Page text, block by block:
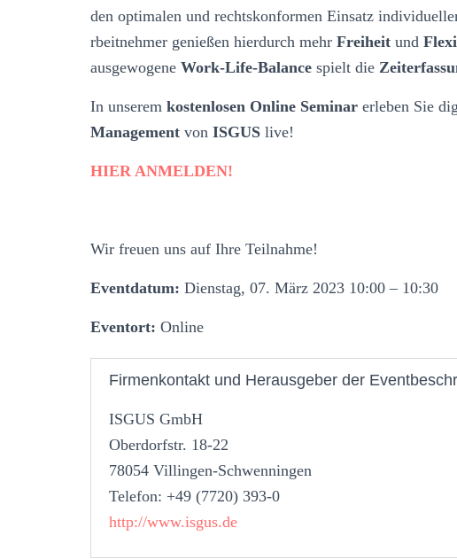
den optimalen und rechtskonformen Einsatz
rbeitnehmer genießen hierdurch mehr Freiheit und
ausgewogene Work-Life-Balance spielt die
In unserem kostenlosen Online Seminar erleben Sie
Management von ISGUS live!
HIER ANMELDEN!
Wir freuen uns auf Ihre Teilnahme!
Eventdatum: Dienstag, 07. März 2023 10:00 – 10:30
Eventort: Online
Firmenkontakt und Herausgeber der
ISGUS GmbH
Oberdorfstr. 18-22
78054 Villingen-Schwenningen
Telefon: +49 (7720) 393-0
http://www.isgus.de